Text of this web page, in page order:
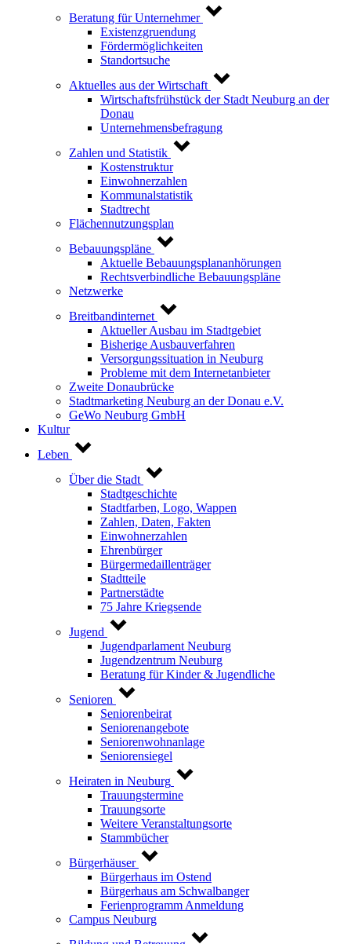
Beratung für Unternehmer
Existenzgruendung
Fördermöglichkeiten
Standortsuche
Aktuelles aus der Wirtschaft
Wirtschaftsfrühstück der Stadt Neuburg an der
Donau
Unternehmensbefragung
Zahlen und Statistik
Kostenstruktur
Einwohnerzahlen
Kommunalstatistik
Stadtrecht
Flächennutzungsplan
Bebauungspläne
Aktuelle Bebauungsplananhörungen
Rechtsverbindliche Bebauungspläne
Netzwerke
Breitbandinternet
Aktueller Ausbau im Stadtgebiet
Bisherige Ausbauverfahren
Versorgungssituation in Neuburg
Probleme mit dem Internetanbieter
Zweite Donaubrücke
Stadtmarketing Neuburg an der Donau e.V.
GeWo Neuburg GmbH
Kultur
Leben
Über die Stadt
Stadtgeschichte
Stadtfarben, Logo, Wappen
Zahlen, Daten, Fakten
Einwohnerzahlen
Ehrenbürger
Bürgermedaillenträger
Stadtteile
Partnerstädte
75 Jahre Kriegsende
Jugend
Jugendparlament Neuburg
Jugendzentrum Neuburg
Beratung für Kinder & Jugendliche
Senioren
Seniorenbeirat
Seniorenangebote
Seniorenwohnanlage
Seniorensiegel
Heiraten in Neuburg
Trauungstermine
Trauungsorte
Weitere Veranstaltungsorte
Stammbücher
Bürgerhäuser
Bürgerhaus im Ostend
Bürgerhaus am Schwalbanger
Ferienprogramm Anmeldung
Campus Neuburg